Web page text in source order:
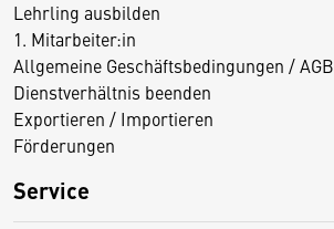
Lehrling ausbilden
1. Mitarbeiter:in
Allgemeine Geschäftsbedingungen / AGB
Dienstverhältnis beenden
Exportieren / Importieren
Förderungen
Service